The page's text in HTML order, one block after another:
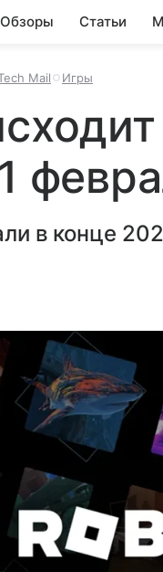
Обзоры Статьи
Mail Игры
в конце